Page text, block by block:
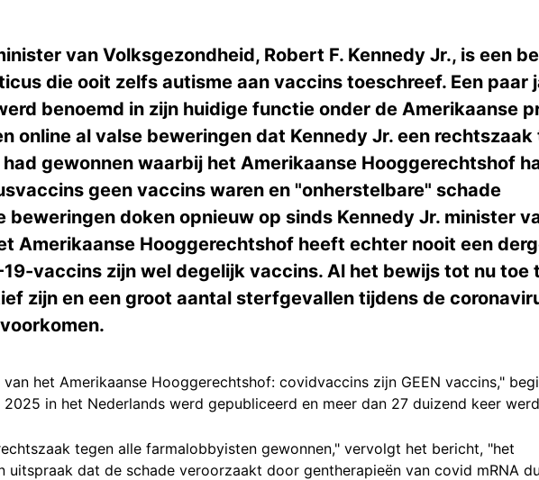
van Volksgezondheid, Robert F. Kennedy Jr., is een
die ooit zelfs autisme aan vaccins toeschreef. Een paar
benoemd in zijn huidige functie onder de Amerikaanse
online al valse beweringen dat Kennedy Jr. een rechtszaak
gewonnen waarbij het Amerikaanse Hooggerechtshof
geen vaccins waren en "onherstelbare" schade
beweringen doken opnieuw op sinds Kennedy Jr. minister
Amerikaanse Hooggerechtshof heeft echter nooit een
vaccins zijn wel degelijk vaccins. Al het bewijs tot nu toe
zijn en een groot aantal sterfgevallen tijdens de
het Amerikaanse Hooggerechtshof: covidvaccins zijn GEEN vaccins,"
2025 in het Nederlands werd gepubliceerd en meer dan 27 duizend keer
tegen alle farmalobbyisten gewonnen," vervolgt het bericht, "het
dat de schade veroorzaakt door gentherapieën van covid mRNA